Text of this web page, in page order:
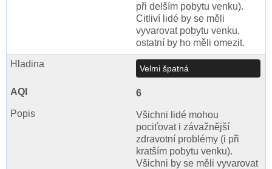
při delším pobytu venku).
Citliví lidé by se měli
vyvarovat pobytu venku,
ostatní by ho měli omezit.
Velmi špatná
6
Všichni lidé mohou
pociťovat i závažnější
zdravotní problémy (i při
kratším pobytu venku).
Všichni by se měli vyvarovat